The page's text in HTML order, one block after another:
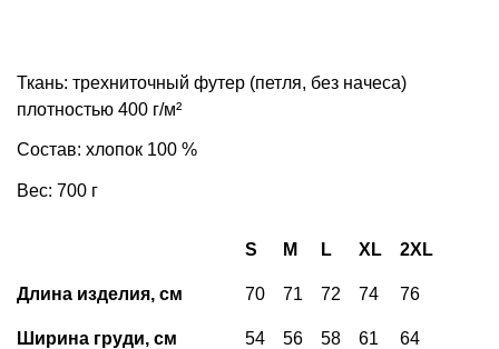
Ткань: трехниточный футер (петля, без начеса)
плотностью 400 г/м²
Состав: хлопок 100 %
Вес: 700 г
S M L XL 2XL
Длина изделия, см 70 71 72 74 76
Ширина груди, см 54 56 58 61 64